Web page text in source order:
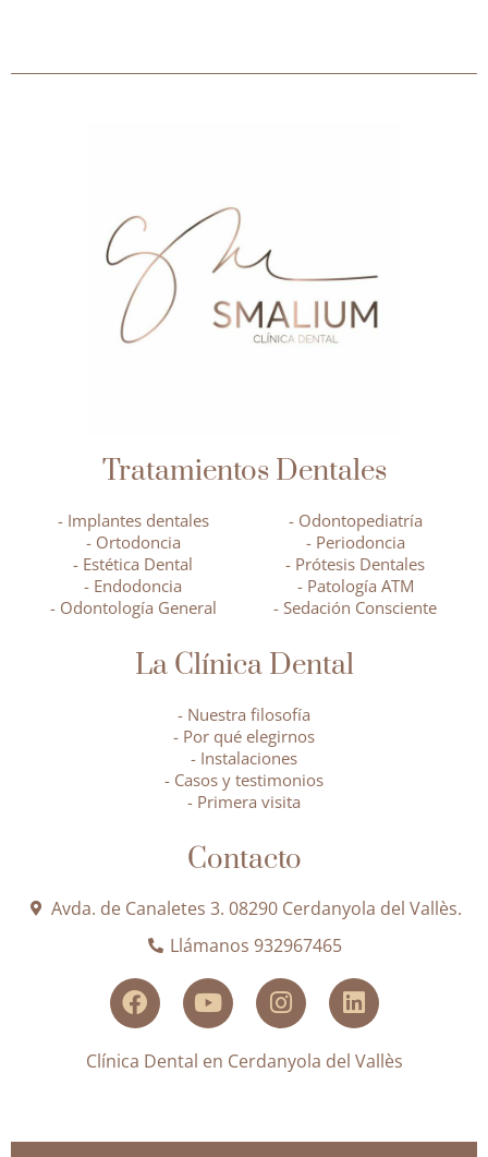
Tratamientos Dentales
- Implantes dentales
- Ortodoncia
- Estética Dental
- Endodoncia
- Odontología General
- Odontopediatría
- Periodoncia
- Prótesis Dentales
- Patología ATM
- Sedación Consciente
La Clínica Dental
- Nuestra filosofía
- Por qué elegirnos
- Instalaciones
- Casos y testimonios
- Primera visita
Contacto
Avda. de Canaletes 3. 08290 Cerdanyola del Vallès.
Llámanos 932967465
Clínica Dental en Cerdanyola del Vallès